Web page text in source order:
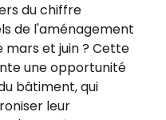
du chiffre
de l'aménagement
et juin ? Cette
une opportunité
bâtiment, qui
leur